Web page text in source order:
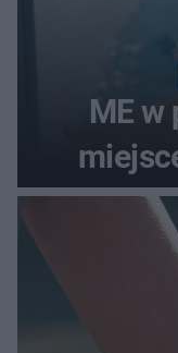
ME w